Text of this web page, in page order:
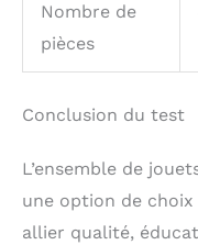
Nombre de
pièces
Conclusion du test
L’ensemble de
une option de
allier qualité,